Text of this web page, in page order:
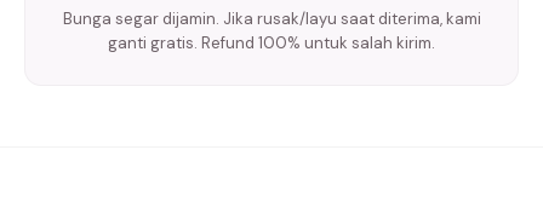
Bunga segar dijamin. Jika rusak/layu saat diterima, kami
ganti gratis. Refund 100% untuk salah kirim.